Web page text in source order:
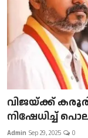
വിജയ്ക്ക്
നിഷേധിച്ച്
Admin Sep 29, 2025 0